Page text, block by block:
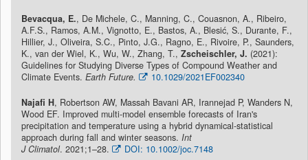
Bevacqua, E., De Michele, C., Manning, C., Couasnon, A., Ribeiro,
A.F.S., Ramos, A.M., Vignotto, E., Bastos, A., Blesić, S., Durante, F.,
Hillier, J., Oliveira, S.C., Pinto, J.G., Ragno, E., Rivoire, P., Saunders,
K., van der Wiel, K., Wu, W., Zhang, T., Zscheischler, J. (2021):
Guidelines for Studying Diverse Types of Compound Weather and
Climate Events. Earth Future. 10.1029/2021EF002340
Najafi H, Robertson AW, Massah Bavani AR, Irannejad P, Wanders N,
Wood EF. Improved multi-model ensemble forecasts of Iran's
precipitation and temperature using a hybrid dynamical-statistical
approach during fall and winter seasons. Int
J Climatol. 2021;1–28.
DOI: 10.1002/joc.7148